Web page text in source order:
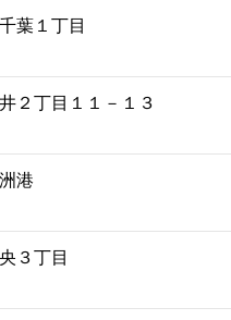
葉１丁目
２丁目１１－１３
港
３丁目